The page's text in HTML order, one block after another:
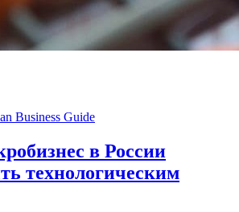
Business Guide
в России
технологическим